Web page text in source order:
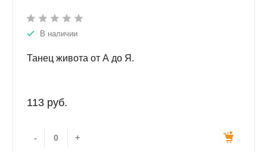
В наличии
Танец живота от А до Я.
113 руб.
- +